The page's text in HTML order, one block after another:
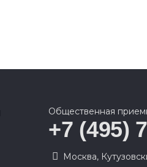
Общественная
+7 (495)
Москва,